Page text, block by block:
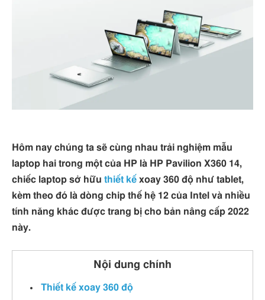
Hôm nay chúng ta sẽ cùng nhau trải nghiệm mẫu
laptop hai trong một của HP là HP Pavilion X360 14,
chiếc laptop sở hữu thiết kế xoay 360 độ như tablet,
kèm theo đó là dòng chip thế hệ 12 của Intel và nhiều
tính năng khác được trang bị cho bản nâng cấp 2022
này.
Nội dung chính
Thiết kế xoay 360 độ